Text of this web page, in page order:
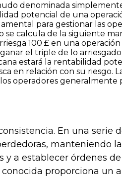
denominada
potencial de una
para gestionar las
se calcula de la siguiente
100 £ en una
el triple de lo
estará la rentabilidad
en relación con su riesgo.
operadores
En una serie
manteniendo
y a establecer órdenes
conocida proporciona un